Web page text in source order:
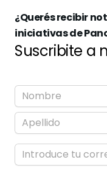
¿Querés recibir
iniciativas de
Suscribite a